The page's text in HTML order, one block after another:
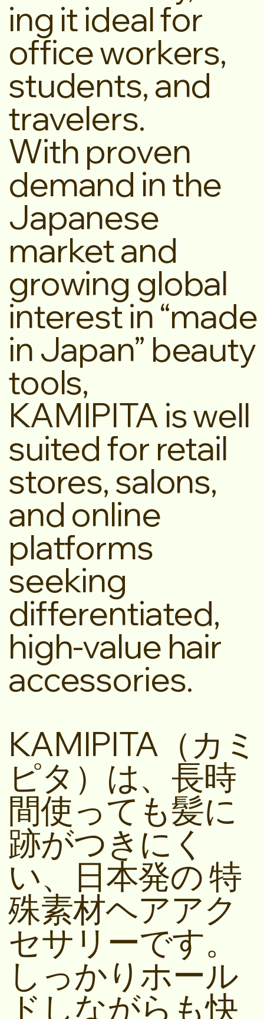
ing it ideal for
office workers,
students, and
travelers.
With proven
demand in the
Japanese
market and
growing global
interest in “made
in Japan” beauty
tools,
KAMIPITA is well
suited for retail
stores, salons,
and online
platforms
seeking
differentiated,
high-value hair
accessories.
KAMIPITA（カミ
ピタ）は、長時
間使っても髪に
跡がつきにく
い、日本発の 特
殊素材ヘアアク
セサリーです。
しっかりホール
ドしながらも快